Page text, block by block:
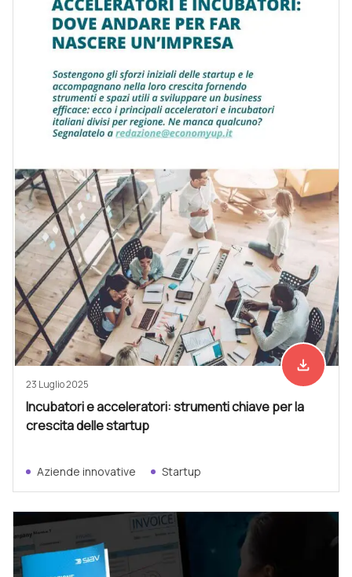
Scarica
file_download
23 Luglio 2025
Incubatori e acceleratori: strumenti chiave per la
crescita delle startup
Aziende innovative Startup